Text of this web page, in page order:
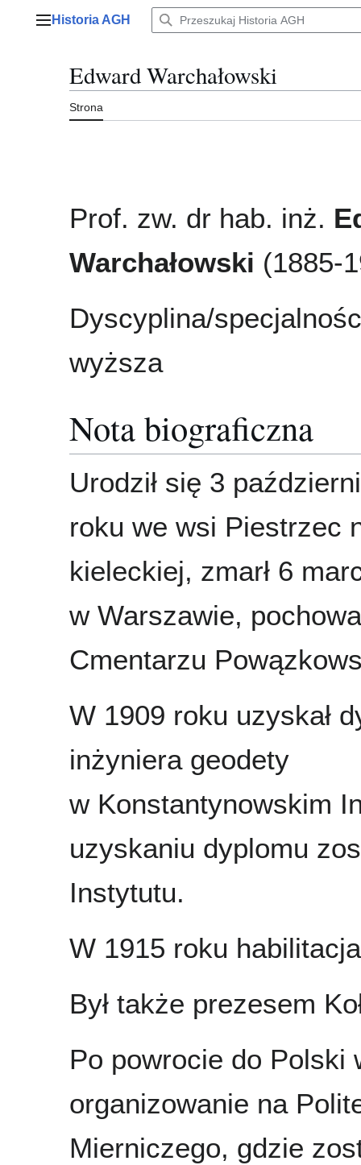
Menu główne
Historia AGH
Edward Warchałowski
Strona
Prof. zw. dr hab. inż.
Warchałowski (1885-
Dyscyplina/
wyższa
Nota biograficzna
Urodził się 3
roku we wsi Piestrzec
kieleckiej, zmarł 6
w Warszawie,
Cmentarzu
W 1909 roku uzyskał
inżyniera geodety
w Konstantynowskim
uzyskaniu dyplomu
Instytutu.
W 1915 roku
Był także prezesem
Po powrocie do Polski
organizowanie na
Mierniczego, gdzie